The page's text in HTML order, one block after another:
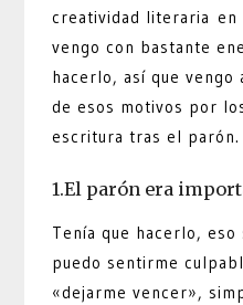
creatividad literaria en
vengo con bastante
hacerlo, así que vengo
de esos motivos por
escritura tras el parón.
1.El parón era
Tenía que hacerlo, eso
puedo sentirme
«dejarme vencer»,